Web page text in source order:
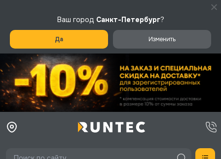
Ваш город Санкт-Петербург?
Да Изменить